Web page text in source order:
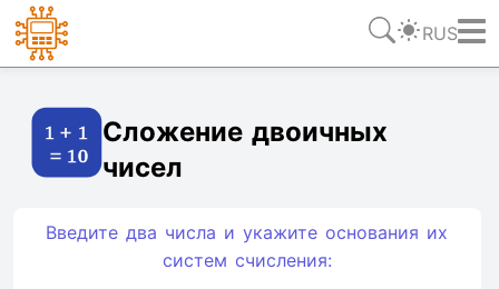
RUS
Сложение двоичных
чисел
Введите два числа и укажите основания их
систем счиcления: